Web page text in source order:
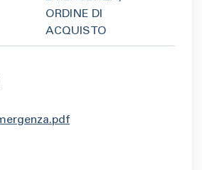
ORDINE DI
ACQUISTO